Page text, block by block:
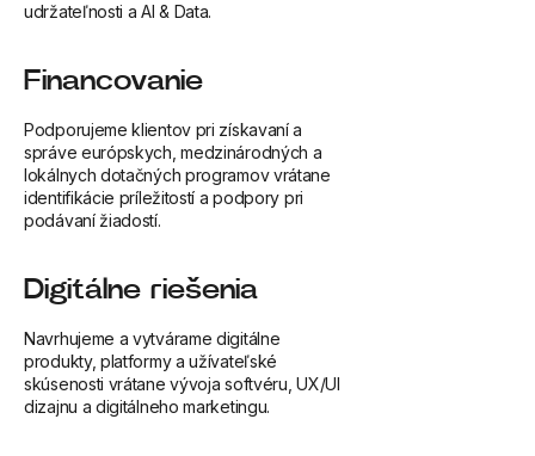
udržateľnosti a AI & Data.
Financovanie
Podporujeme klientov pri získavaní a
správe európskych, medzinárodných a
lokálnych dotačných programov vrátane
identifikácie príležitostí a podpory pri
podávaní žiadostí.
Digitálne riešenia
Navrhujeme a vytvárame digitálne
produkty, platformy a užívateľské
skúsenosti vrátane vývoja softvéru, UX/UI
dizajnu a digitálneho marketingu.